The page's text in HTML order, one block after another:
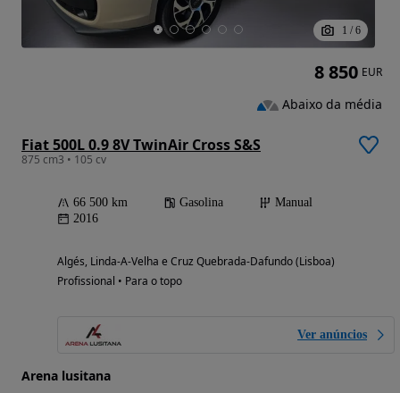
1 / 6
Fiat 500L 0.9 8V TwinAir Cross S&S
875 cm3 • 105 cv
66 500 km Gasolina
Manual
2016
Algés, Linda-A-Velha e Cruz Quebrada-Dafundo (Lisboa)
Profissional • Para o topo
Ver anúncios
Arena lusitana
8 850 EUR
Abaixo da média